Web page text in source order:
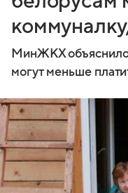
МинЖКХ
могут меньше